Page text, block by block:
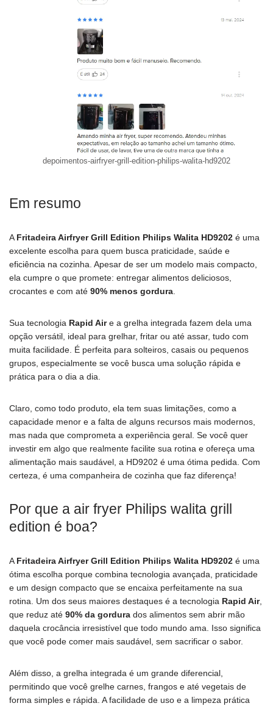
depoimentos-airfryer-grill-edition-philips-walita-hd9202
Em resumo
A Fritadeira Airfryer Grill Edition Philips Walita HD9202 é uma
excelente escolha para quem busca praticidade, saúde e
eficiência na cozinha. Apesar de ser um modelo mais compacto,
ela cumpre o que promete: entregar alimentos deliciosos,
crocantes e com até 90% menos gordura
Sua tecnologia Rapid Aire a grelha integrada fazem dela uma
opção versátil, ideal para grelhar, fritar ou até assar, tudo com
muita facilidade. É perfeita para solteiros, casais ou pequenos
grupos, especialmente se você busca uma solução rápida e
prática para o dia a dia.
Claro, como todo produto, ela tem suas limitações, como a
capacidade menor e a falta de alguns recursos mais modernos,
mas nada que comprometa a experiência geral. Se você quer
investir em algo que realmente facilite sua rotina e ofereça uma
alimentação mais saudável, a HD9202 é uma ótima pedida. Com
certeza, é uma companheira de cozinha que faz diferença!
Por que a air fryer Philips walita grill
edition é boa?
A Fritadeira Airfryer Grill Edition Philips Walita HD9202 é uma
ótima escolha porque combina tecnologia avançada, praticidade
e um design compacto que se encaixa perfeitamente na sua
rotina. Um dos seus maiores destaques é a tecnologia Rapid Air,
que reduz até 90% da gordura dos alimentos sem abrir mão
daquela crocância irresistível que todo mundo ama. Isso significa
que você pode comer mais saudável, sem sacrificar o sabor.
Além disso, a grelha integrada é um grande diferencial,
permitindo que você grelhe carnes, frangos e até vegetais de
forma simples e rápida. A facilidade de uso e a limpeza prática